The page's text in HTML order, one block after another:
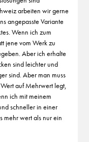
arbeiten wir gerne
angepasste Variante
Wenn ich zum
jene vom Werk zu
Aber ich erhalte
sind leichter und
sind. Aber man muss
auf Mehrwert legt,
ich mit meinem
schneller in einer
mehr wert als nur ein